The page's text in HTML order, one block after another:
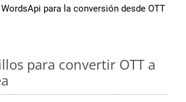
para la conversión desde OTT
para convertir OTT a